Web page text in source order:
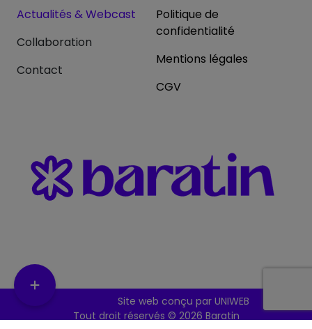
Actualités & Webcast
Collaboration
Contact
Politique de
confidentialité
Mentions légales
CGV
Site web conçu par UNIWEB
Tout droit réservés © 2026 Baratin